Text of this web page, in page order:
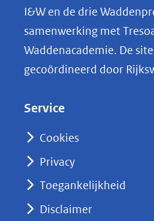
k
e
nieuw
I&W en de drie
samenwerking met
Waddenacademie. De
gecoördineerd door
Service
Cookies
Privacy
Toegankelijkheid
Disclaimer